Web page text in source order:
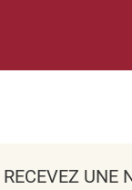
RECEVEZ UNE